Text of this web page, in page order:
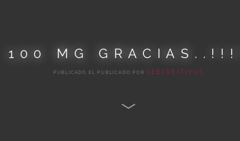
100 MG
PUBLICADO EL PUBLICADO POR SEBCREATIVOS